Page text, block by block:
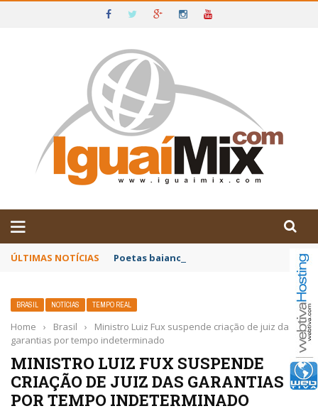
IGUAÍ E SUDOESTE DA BAHIA
ÚLTIMAS NOTÍCIAS Poetas baianos representam o Brasil no
BRASIL NOTÍCIAS TEMPO REAL
Home › Brasil ›
Ministro Luiz Fux suspende criação de juiz das
garantias por tempo indeterminado
MINISTRO LUIZ FUX SUSPENDE
CRIAÇÃO DE JUIZ DAS GARANTIAS
POR TEMPO INDETERMINADO